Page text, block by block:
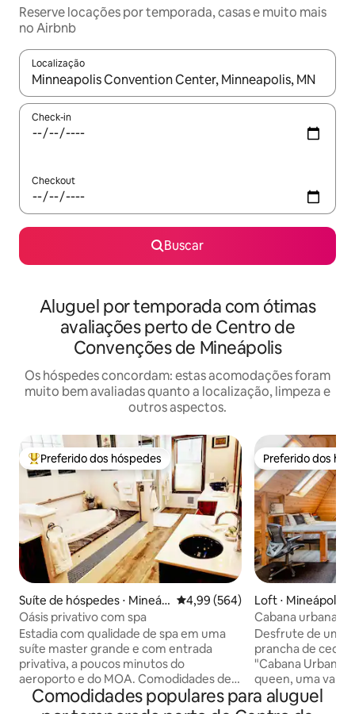
Reserve locações por temporada, casas e muito mais
no Airbnb
Localização
Quando os resultados estiverem disponíveis, explore-os
Check-in
Checkout
Buscar
Aluguel por temporada com ótimas
avaliações perto de Centro de
Convenções de Mineápolis
Os hóspedes concordam: estas acomodações foram
muito bem avaliadas quanto a localização, limpeza e
outros aspectos.
Entre os melhores preferidos dos hóspedes
Preferido dos hóspedes
Suíte de hóspedes ⋅ Mineáp
olis
4,99 de uma avaliação média de
4,99 (564)
Oásis privativo com spa
Estadia com qualidade de spa em uma
suíte master grande e com entrada
privativa, a poucos minutos do
aeroporto e do MOA. Comodidades de
alta qualidade que você não encontrará
na maioria dos hotéis, tudo para você!
Preferido dos
Preferido dos
Loft ⋅ Mineápolis
Cabana urbana
em A + varanda
Desfrute de um
prancha de cedro
"Cabana Urbana"
queen, uma
árvore e um loft
para
Comodidades populares para aluguel